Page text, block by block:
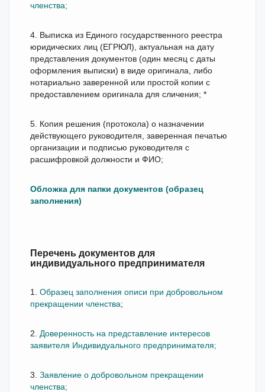
членства;
4. Выписка из Единого государственного реестра
юридических лиц (ЕГРЮЛ), актуальная на дату
представления документов (один месяц с даты
оформления выписки) в виде оригинала, либо
нотариально заверенной или простой копии с
предоставлением оригинала для сличения; *
5. Копия решения (протокола) о назначении
действующего руководителя, заверенная печатью
организации и подписью руководителя с
расшифровкой должности и ФИО;
Обложка для папки документов (образец
заполнения)
Перечень документов для
индивидуального предпринимателя
1. Образец заполнения описи при добровольном
прекращении членства;
2. Доверенность на представление интересов
заявителя Индивидуального предпринимателя;
3. Заявление о добровольном прекращении
членства;